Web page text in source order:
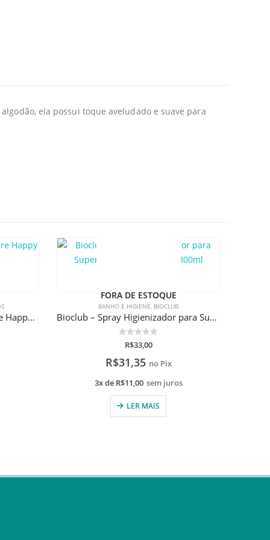
ela possui toque aveludado e suave para
Chicco – Conjunto de Manicure Happy Hands
FORA DE ESTOQUE
BANHO E HIGIENE, BIOCLUB
Bioclub – Spray Higienizador para Superfícies – Álcool 70% – 300ml
de 5
R$33,00
R$31,35 no Pix
3x de R$11,00 sem juros
LER MAIS